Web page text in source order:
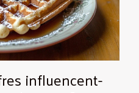
influencent-